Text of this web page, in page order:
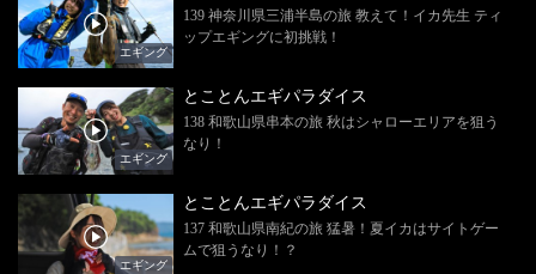
エギング
139 神奈川県三浦半島の旅 教えて！イカ先生 ティ
ップエギングに初挑戦！
エギング
とことんエギパラダイス
138 和歌山県串本の旅 秋はシャローエリアを狙う
なり！
エギング
とことんエギパラダイス
137 和歌山県南紀の旅 猛暑！夏イカはサイトゲー
ムで狙うなり！？